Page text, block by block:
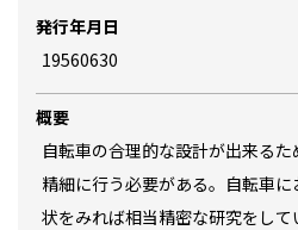
発行年月日
19560630
概要
自転車の合理的な設計が出来る
精細に行う必要がある。自転車
状をみれば相当精密な研究をし